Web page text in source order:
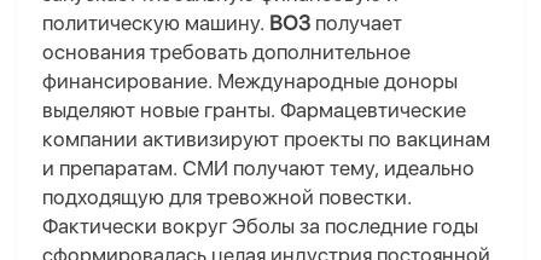
политическую машину. ВОЗ получает
основания требовать дополнительное
финансирование. Международные доноры
выделяют новые гранты. Фармацевтические
компании активизируют проекты по вакцинам
и препаратам. СМИ получают тему, идеально
подходящую для тревожной повестки.
Фактически вокруг Эболы за последние годы